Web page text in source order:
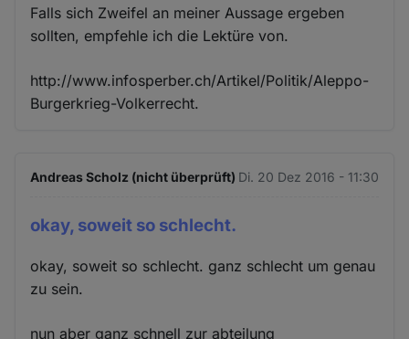
Falls sich Zweifel an meiner Aussage ergeben
sollten, empfehle ich die Lektüre von.
http://www.infosperber.ch/Artikel/Politik/Aleppo-
Burgerkrieg-Volkerrecht.
Andreas Scholz (nicht überprüft) Di. 20 Dez 2016 - 11:30
okay, soweit so schlecht.
okay, soweit so schlecht. ganz schlecht um genau
zu sein.
nun aber ganz schnell zur abteilung